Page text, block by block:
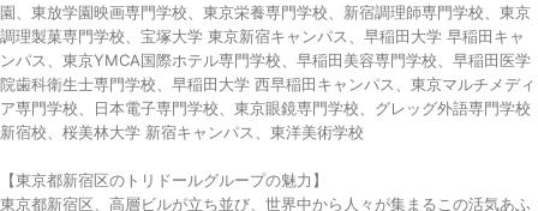
園、東放学園映画専門学校、東京栄養専門学校、新宿調理師専門学校、東京
調理製菓専門学校、宝塚大学 東京新宿キャンパス、早稲田大学 早稲田キャ
ンパス、東京YMCA国際ホテル専門学校、早稲田美容専門学校、早稲田医学
院歯科衛生士専門学校、早稲田大学 西早稲田キャンパス、東京マルチメディ
ア専門学校、日本電子専門学校、東京眼鏡専門学校、グレッグ外語専門学校
新宿校、桜美林大学 新宿キャンパス、東洋美術学校
【東京都新宿区のトリドールグループの魅力】
東京都新宿区、高層ビルが立ち並び、世界中から人々が集まるこの活気あふ